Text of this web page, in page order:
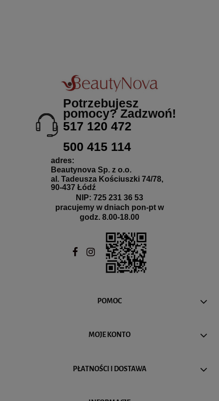
Potrzebujesz
pomocy? Zadzwoń!
517 120 472
500 415 114
adres:
Beautynova Sp. z o.o.
al. Tadeusza Kościuszki 74/78,
90-437 Łódź
NIP: 725 231 36 53
pracujemy w dniach pon-pt w
godz. 8.00-18.00
POMOC
MOJE KONTO
PŁATNOŚCI I DOSTAWA